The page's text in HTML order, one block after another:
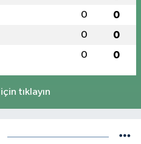
0 0
0 0
0 0
tıklayın